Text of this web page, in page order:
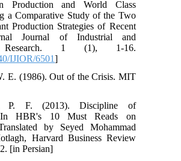
Lean Production and World Class
a Comparative Study of the Two
Important Production Strategies of Recent
Internal Journal of Industrial and
Research. 1 (1), 1-16.
IJIOR/6501
W. E. (1986). Out of the Crisis. MIT
P. F. (2013). Discipline of
In HBR's 10 Must Reads on
Translated by Seyed Mohammad
Motlagh, Harvard Business Review
159-172. [in Persian]